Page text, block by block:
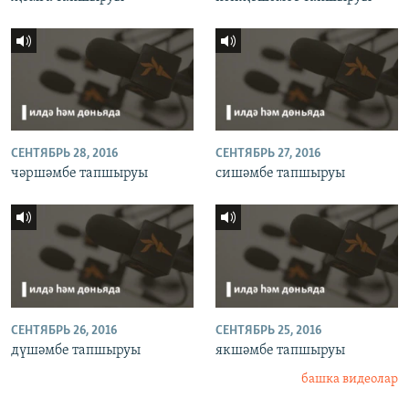
СЕНТЯБРЬ 28, 2016
чәршәмбе тапшыруы
СЕНТЯБРЬ 27, 2016
сишәмбе тапшыруы
СЕНТЯБРЬ 26, 2016
дүшәмбе тапшыруы
СЕНТЯБРЬ 25, 2016
якшәмбе тапшыруы
башка видеолар